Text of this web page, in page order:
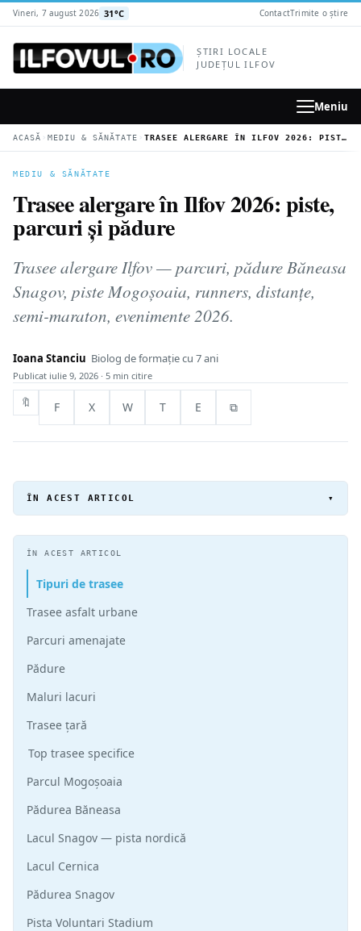
conținutul
Vineri, 7 august 2026 31°C ContactTrimite o știre
ȘTIRI LOCALE
JUDEȚUL ILFOV
Meniu
ACASĂ › MEDIU & SĂNĂTATE › TRASEE ALERGARE ÎN ILFOV 2026: PISTE, PARCURI ȘI PĂDURE
MEDIU & SĂNĂTATE
Trasee alergare în Ilfov 2026: piste,
parcuri și pădure
Trasee alergare Ilfov — parcuri, pădure Băneasa
Snagov, piste Mogoșoaia, runners, distanțe,
semi-maraton, evenimente 2026.
Ioana Stanciu Biolog de formație cu 7 ani
Publicat iulie 9, 2026 · 5 min citire
🔖 F X W T E ⧉
ÎN ACEST ARTICOL ▾
ÎN ACEST ARTICOL
Tipuri de trasee
Trasee asfalt urbane
Parcuri amenajate
Pădure
Maluri lacuri
Trasee țară
Top trasee specifice
Parcul Mogoșoaia
Pădurea Băneasa
Lacul Snagov — pista nordică
Lacul Cernica
Pădurea Snagov
Pista Voluntari Stadium